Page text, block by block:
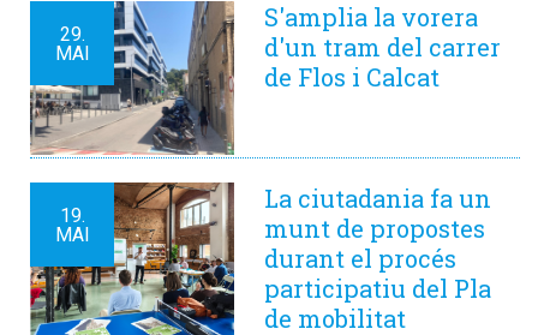
29.
MAI
S'amplia la vorera
d'un tram del carrer
de Flos i Calcat
19.
MAI
La ciutadania fa un
munt de propostes
durant el procés
participatiu del Pla
de mobilitat